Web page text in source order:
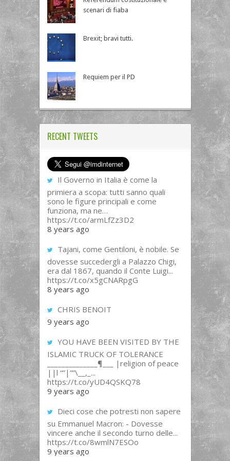
scenari di fiaba
Brexit; bravi tutti.
Requiem per il PD
RECENT TWEETS
Il Governo in Italia è come la
primiera a scopa: tutti sanno quali
sono le figure principali e come
funziona, ma ne…
https://t.co/armLfZz3D2
8 years ago
Tajani, come Gentiloni, è nobile. Se
dovesse succedergli a Palazzo Chigi,
era dal 1867, quando il Conte Luigi...
https://t.co/x5gCNARpgG
8 years ago
CHRIS BENOIT
9 years ago
YOU HAVE BEEN VISITED BY THE
ISLAMIC TRUCK OF TOLERANCE
______________¶___ |religion of peace
||l “”|””\__,_...
https://t.co/yUD4QSKQ78
9 years ago
Dieci cose che potresti non sapere
su Emmanuel Macron: - Dovesse
vincere anche il secondo turno delle...
https://t.co/8wmlN7ESOo
9 years ago